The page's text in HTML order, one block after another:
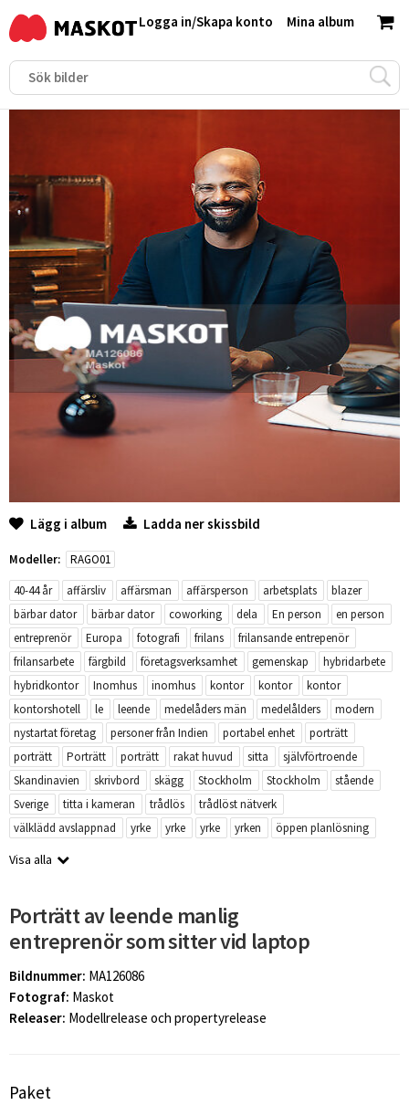
Mina album
Logga in/Skapa konto
Lägg i album Ladda ner skissbild
Modeller:
RAGO01
40-44 år
affärsliv affärsman affärsperson arbetsplats
blazer
bärbar dator
bärbar dator coworking dela En person
en person
entreprenör
Europa fotografi frilans
frilansande entrepenör
frilansarbete
färgbild företagsverksamhet gemenskap
hybridarbete
hybridkontor
Inomhus inomhus kontor kontor
kontor
kontorshotell
le leende medelåders män medelålders
modern
nystartat företag
personer från Indien portabel enhet
porträtt
porträtt
Porträtt porträtt rakat huvud sitta
självförtroende
Skandinavien
skrivbord skägg Stockholm Stockholm
stående
Sverige
titta i kameran trådlös
trådlöst nätverk
välklädd avslappnad
yrke yrke yrke yrken öppen planlösning
Visa alla
Porträtt av leende manlig
entreprenör som sitter vid laptop
Bildnummer: MA126086
Fotograf: Maskot
Releaser: Modellrelease och propertyrelease
Paket